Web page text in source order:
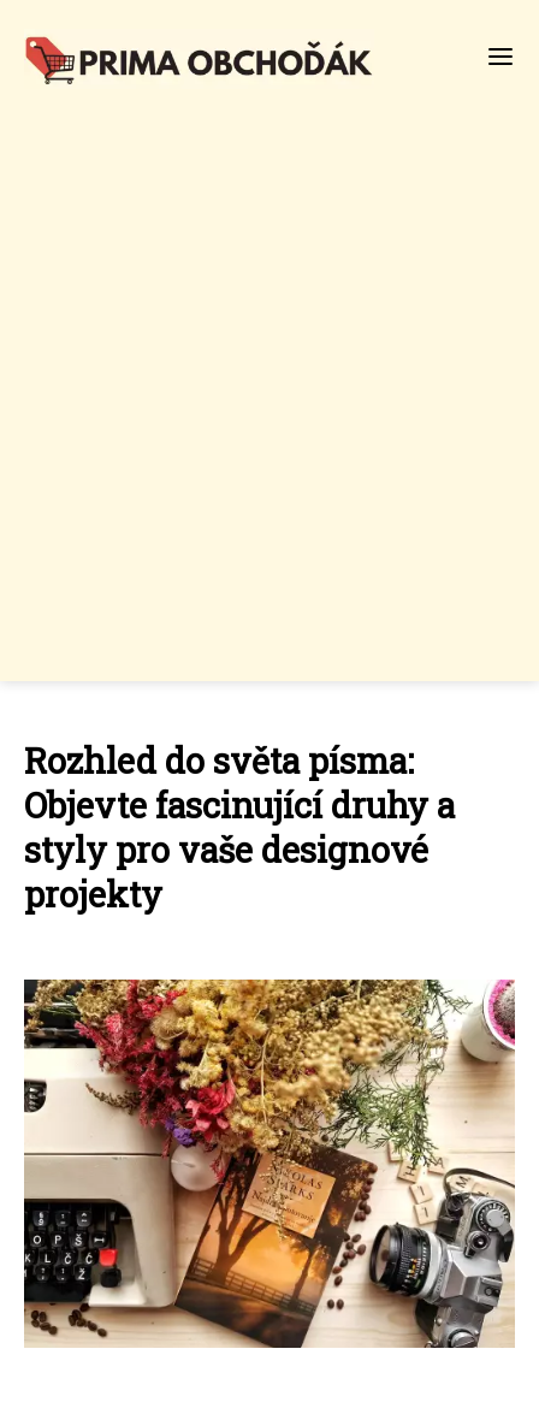
Rozhled do světa písma:
Objevte fascinující druhy a
styly pro vaše designové
projekty